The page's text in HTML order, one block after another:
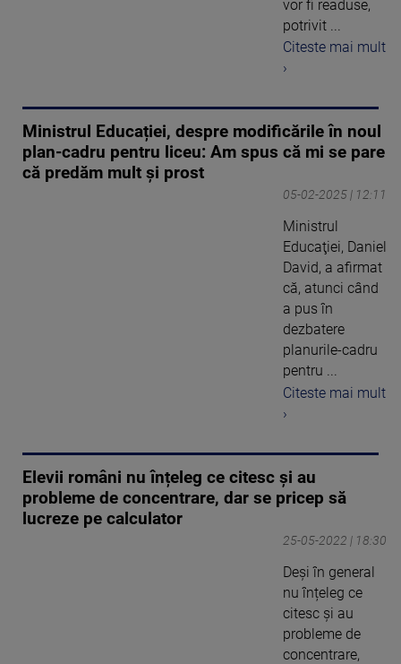
vor fi readuse,
potrivit ...
Citeste mai mult
›
Ministrul Educației, despre modificările în noul
plan-cadru pentru liceu: Am spus că mi se pare
că predăm mult și prost
05-02-2025 | 12:11
Ministrul
Educaţiei, Daniel
David, a afirmat
că, atunci când
a pus în
dezbatere
planurile-cadru
pentru ...
Citeste mai mult
›
Elevii români nu înțeleg ce citesc și au
probleme de concentrare, dar se pricep să
lucreze pe calculator
25-05-2022 | 18:30
Deși în general
nu înțeleg ce
citesc și au
probleme de
concentrare,